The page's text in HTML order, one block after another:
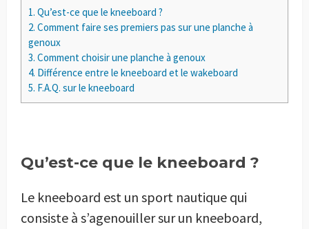
1. Qu’est-ce que le kneeboard ?
2. Comment faire ses premiers pas sur une planche à
genoux
3. Comment choisir une planche à genoux
4. Différence entre le kneeboard et le wakeboard
5. F.A.Q. sur le kneeboard
Qu’est-ce que le kneeboard ?
Le kneeboard est un sport nautique qui
consiste à s’agenouiller sur un kneeboard,